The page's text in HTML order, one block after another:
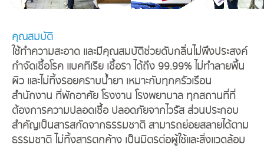
คุณสมบัติ
ใช้ทำความสะอาด และมีคุณสมบัติช่วยดับกลิ่นไม่พึงประสงค์
กำจัดเชื้อโรค แบคทีเรีย เชื้อรา ได้ถึง 99.99% ไม่ทำลายพื้น
ผิว และไม่ทิ้งรอยคราบน้ำยา เหมาะกับทุกครัวเรือน
สำนักงาน ที่พักอาศัย โรงงาน โรงพยาบาล ทุกสถานที่ที่
ต้องการความปลอดเชื้อ ปลอดภัยจากไวรัส ส่วนประกอบ
สำคัญเป็นสารสกัดจากธรรมชาติ สามารถย่อยสลายได้ตาม
ธรรมชาติ ไม่ทิ้งสารตกค้าง เป็นมิตรต่อผู้ใช้และสิ่งแวดล้อม